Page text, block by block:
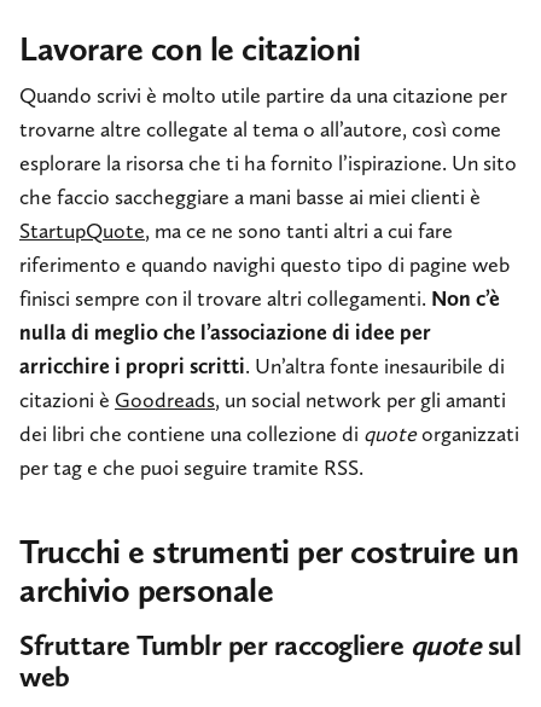
Lavorare con le citazioni
Quando scrivi è molto utile partire da una citazione per
trovarne altre collegate al tema o all’autore, così come
esplorare la risorsa che ti ha fornito l’ispirazione. Un sito
che faccio saccheggiare a mani basse ai miei clienti è
StartupQuote, ma ce ne sono tanti altri a cui fare
riferimento e quando navighi questo tipo di pagine web
finisci sempre con il trovare altri collegamenti. Non c’è
nulla di meglio che l’associazione di idee per
arricchire i propri scritti. Un’altra fonte inesauribile di
citazioni è Goodreads, un social network per gli amanti
dei libri che contiene una collezione di quoteorganizzati
per tag e che puoi seguire tramite RSS.
Trucchi e strumenti per costruire un
archivio personale
Sfruttare Tumblr per raccogliere quotesul
web